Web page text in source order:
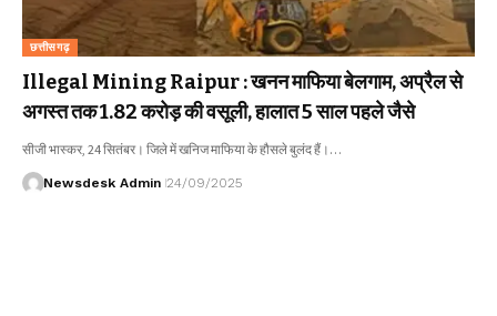
छत्तीसगढ़
Illegal Mining Raipur : खनन माफिया बेलगाम, अप्रैल से
अगस्त तक 1.82 करोड़ की वसूली, हालात 5 साल पहले जैसे
सीजी भास्कर, 24 सितंबर। जिले में खनिज माफिया के हौसले बुलंद हैं।…
Newsdesk Admin 24/09/2025